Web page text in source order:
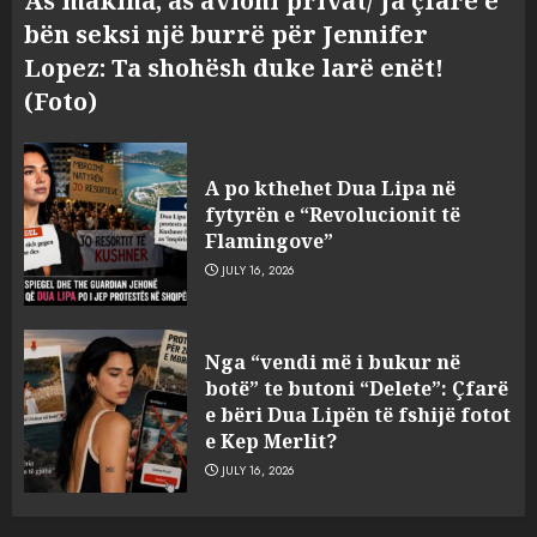
bën seksi një burrë për Jennifer
Lopez: Ta shohësh duke larë enët!
(Foto)
A po kthehet Dua Lipa në
fytyrën e “Revolucionit të
Flamingove”
JULY 16, 2026
Nga “vendi më i bukur në
botë” te butoni “Delete”: Çfarë
e bëri Dua Lipën të fshijë fotot
e Kep Merlit?
JULY 16, 2026
3
shkrihen, nisin aksionin
kundër propozimit të
mazhorancës
AUGUST 6, 2026